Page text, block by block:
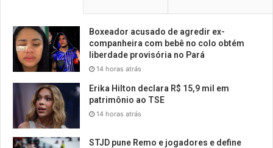
Boxeador acusado de agredir ex-
companheira com bebê no colo obtém
liberdade provisória no Pará
14 horas atrás
Erika Hilton declara R$ 15,9 mil em
patrimônio ao TSE
14 horas atrás
STJD pune Remo e jogadores e define